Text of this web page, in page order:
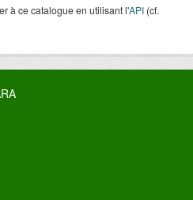
à ce catalogue en utilisant l'API (cf.